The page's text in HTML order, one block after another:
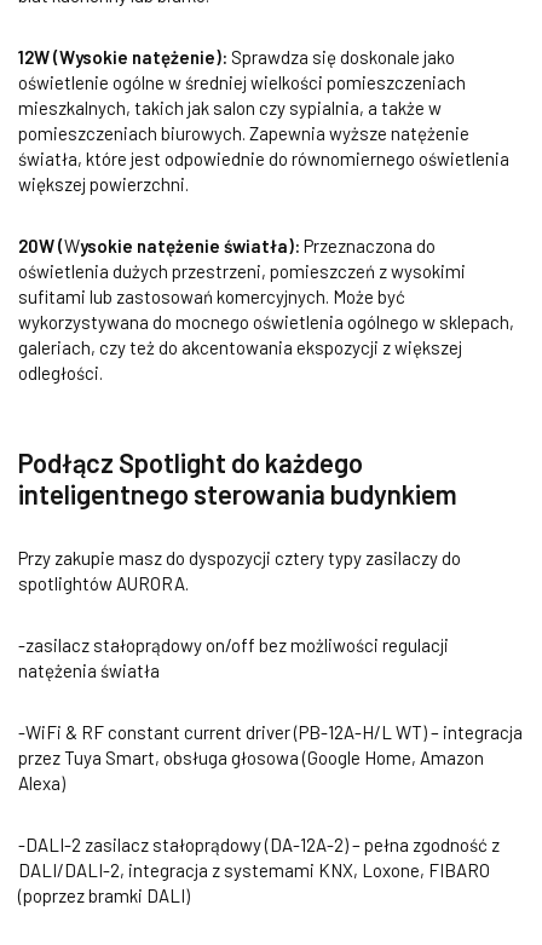
12W (Wysokie natężenie): Sprawdza się doskonale jako
oświetlenie ogólne w średniej wielkości pomieszczeniach
mieszkalnych, takich jak salon czy sypialnia, a także w
pomieszczeniach biurowych. Zapewnia wyższe natężenie
światła, które jest odpowiednie do równomiernego oświetlenia
większej powierzchni.
20W (Wysokie natężenie światła): Przeznaczona do
oświetlenia dużych przestrzeni, pomieszczeń z wysokimi
sufitami lub zastosowań komercyjnych. Może być
wykorzystywana do mocnego oświetlenia ogólnego w sklepach,
galeriach, czy też do akcentowania ekspozycji z większej
odległości.
Podłącz Spotlight do każdego
inteligentnego sterowania budynkiem
Przy zakupie masz do dyspozycji cztery typy zasilaczy do
spotlightów AURORA.
-zasilacz stałoprądowy on/off bez możliwości regulacji
natężenia światła
-WiFi & RF constant current driver (PB-12A-H/L WT) – integracja
przez Tuya Smart, obsługa głosowa (Google Home, Amazon
Alexa)
-DALI-2 zasilacz stałoprądowy (DA-12A-2) – pełna zgodność z
DALI/DALI-2, integracja z systemami KNX, Loxone, FIBARO
(poprzez bramki DALI)